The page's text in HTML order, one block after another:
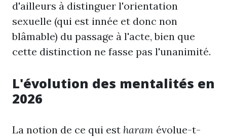
d'ailleurs à distinguer l'orientation
sexuelle (qui est innée et donc non
blâmable) du passage à l'acte, bien que
cette distinction ne fasse pas l'unanimité.
L'évolution des mentalités en
2026
La notion de ce qui est haram évolue-t-